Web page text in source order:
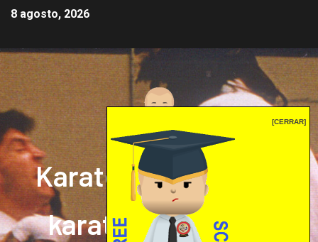
[CERRAR]
8 agosto, 2026
Karate mrprepor: el
karate en internet